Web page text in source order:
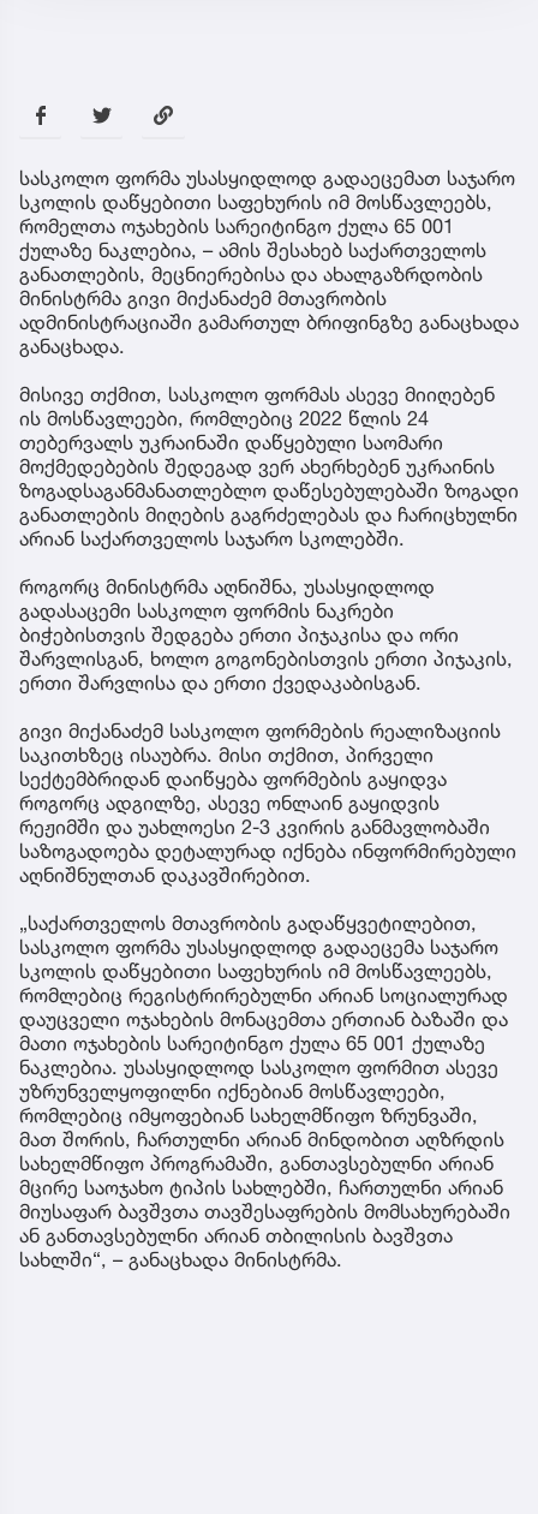
სასკოლო ფორმა უსასყიდლოდ გადაეცემათ საჯარო
სკოლის დაწყებითი საფეხურის იმ მოსწავლეებს,
რომელთა ოჯახების სარეიტინგო ქულა 65 001
ქულაზე ნაკლებია, – ამის შესახებ საქართველოს
განათლების, მეცნიერებისა და ახალგაზრდობის
მინისტრმა გივი მიქანაძემ მთავრობის
ადმინისტრაციაში გამართულ ბრიფინგზე განაცხადა
განაცხადა.
მისივე თქმით, სასკოლო ფორმას ასევე მიიღებენ
ის მოსწავლეები, რომლებიც 2022 წლის 24
თებერვალს უკრაინაში დაწყებული საომარი
მოქმედებების შედეგად ვერ ახერხებენ უკრაინის
ზოგადსაგანმანათლებლო დაწესებულებაში ზოგადი
განათლების მიღების გაგრძელებას და ჩარიცხულნი
არიან საქართველოს საჯარო სკოლებში.
როგორც მინისტრმა აღნიშნა, უსასყიდლოდ
გადასაცემი სასკოლო ფორმის ნაკრები
ბიჭებისთვის შედგება ერთი პიჯაკისა და ორი
შარვლისგან, ხოლო გოგონებისთვის ერთი პიჯაკის,
ერთი შარვლისა და ერთი ქვედაკაბისგან.
გივი მიქანაძემ სასკოლო ფორმების რეალიზაციის
საკითხზეც ისაუბრა. მისი თქმით, პირველი
სექტემბრიდან დაიწყება ფორმების გაყიდვა
როგორც ადგილზე, ასევე ონლაინ გაყიდვის
რეჟიმში და უახლოესი 2-3 კვირის განმავლობაში
საზოგადოება დეტალურად იქნება ინფორმირებული
აღნიშნულთან დაკავშირებით.
„საქართველოს მთავრობის გადაწყვეტილებით,
სასკოლო ფორმა უსასყიდლოდ გადაეცემა საჯარო
სკოლის დაწყებითი საფეხურის იმ მოსწავლეებს,
რომლებიც რეგისტრირებულნი არიან სოციალურად
დაუცველი ოჯახების მონაცემთა ერთიან ბაზაში და
მათი ოჯახების სარეიტინგო ქულა 65 001 ქულაზე
ნაკლებია. უსასყიდლოდ სასკოლო ფორმით ასევე
უზრუნველყოფილნი იქნებიან მოსწავლეები,
რომლებიც იმყოფებიან სახელმწიფო ზრუნვაში,
მათ შორის, ჩართულნი არიან მინდობით აღზრდის
სახელმწიფო პროგრამაში, განთავსებულნი არიან
მცირე საოჯახო ტიპის სახლებში, ჩართულნი არიან
მიუსაფარ ბავშვთა თავშესაფრების მომსახურებაში
ან განთავსებულნი არიან თბილისის ბავშვთა
სახლში“, – განაცხადა მინისტრმა.